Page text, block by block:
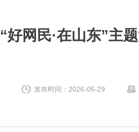
网民·在山东”主
发布时间：2026-05-29